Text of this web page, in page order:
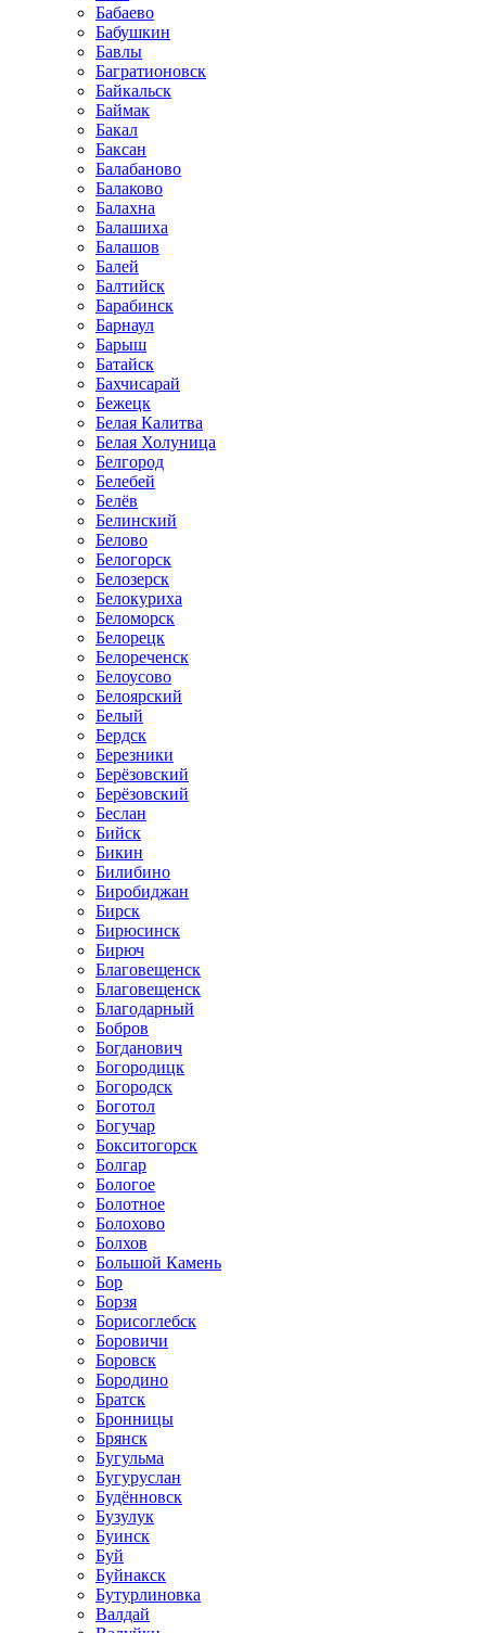
Бабаево
Бабушкин
Бавлы
Багратионовск
Байкальск
Баймак
Бакал
Баксан
Балабаново
Балаково
Балахна
Балашиха
Балашов
Балей
Балтийск
Барабинск
Барнаул
Барыш
Батайск
Бахчисарай
Бежецк
Белая Калитва
Белая Холуница
Белгород
Белебей
Белёв
Белинский
Белово
Белогорск
Белозерск
Белокуриха
Беломорск
Белорецк
Белореченск
Белоусово
Белоярский
Белый
Бердск
Березники
Берёзовский
Берёзовский
Беслан
Бийск
Бикин
Билибино
Биробиджан
Бирск
Бирюсинск
Бирюч
Благовещенск
Благовещенск
Благодарный
Бобров
Богданович
Богородицк
Богородск
Боготол
Богучар
Бокситогорск
Болгар
Бологое
Болотное
Болохово
Болхов
Большой Камень
Бор
Борзя
Борисоглебск
Боровичи
Боровск
Бородино
Братск
Бронницы
Брянск
Бугульма
Бугуруслан
Будённовск
Бузулук
Буинск
Буй
Буйнакск
Бутурлиновка
Валдай